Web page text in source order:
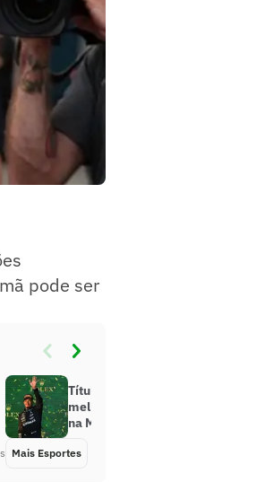
pode ser
Títulos e recordes, relembre
melhores momentos de Hamilton
na Mercedes
Mais Esportes